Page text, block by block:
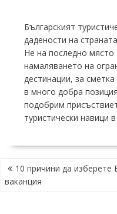
Българският
дадености на
Не на последно място
намаляването на
дестинации, за
в много добра
подобрим
туристически навици
НАВИГАЦИЯ
10 причини да изберете
ваканция